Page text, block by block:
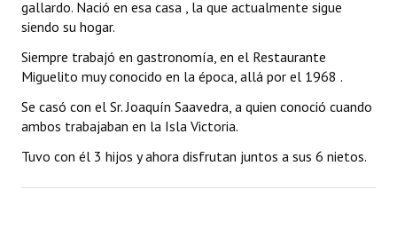
gallardo. Nació en esa casa , la que actualmente sigue
siendo su hogar.
Siempre trabajó en gastronomía, en el Restaurante
Miguelito muy conocido en la época, allá por el 1968 .
Se casó con el Sr. Joaquín Saavedra, a quien conoció cuando
ambos trabajaban en la Isla Victoria.
Tuvo con él 3 hijos y ahora disfrutan juntos a sus 6 nietos.